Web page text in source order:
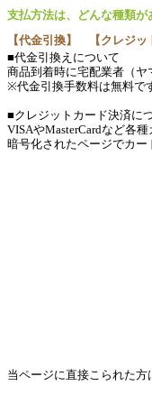
支払方法は、どんな種類が
【代金引換】 【クレジ
■代金引換えについて
商品到着時に宅配業者（ヤ
※代金引換手数料は無料で
■クレジットカード決済に
VISAやMasterCardなど各
暗号化されたページでカー
当ページに直接こられた方